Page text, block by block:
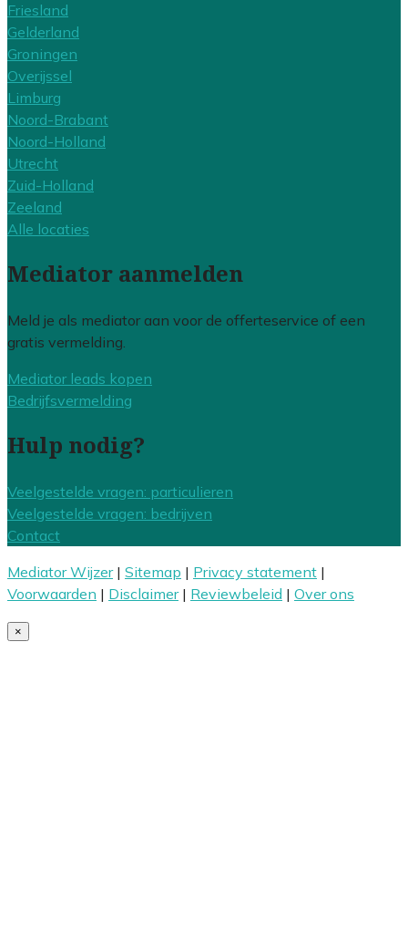
Friesland
Gelderland
Groningen
Overijssel
Limburg
Noord-Brabant
Noord-Holland
Utrecht
Zuid-Holland
Zeeland
Alle locaties
Mediator aanmelden
Meld je als mediator aan voor de offerteservice of een
gratis vermelding.
Mediator leads kopen
Bedrijfsvermelding
Hulp nodig?
Veelgestelde vragen: particulieren
Veelgestelde vragen: bedrijven
Contact
Mediator Wijzer| Sitemap | Privacy statement |
Voorwaarden | Disclaimer| Reviewbeleid | Over ons
×